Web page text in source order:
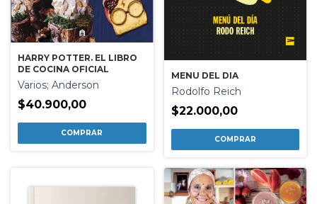
HARRY POTTER. EL LIBRO
DE COCINA OFICIAL
Varios; Anderson
$40.900,00
MENU DEL DIA
Rodolfo Reich
$22.000,00